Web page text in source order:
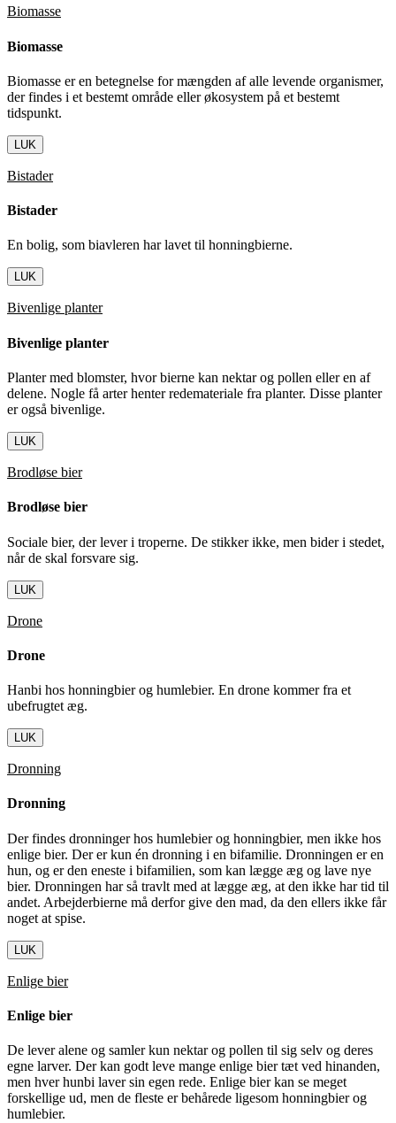
Biomasse
Biomasse
Biomasse er en betegnelse for mængden af alle levende organismer,
der findes i et bestemt område eller økosystem på et bestemt
tidspunkt.
LUK
Bistader
Bistader
En bolig, som biavleren har lavet til honningbierne.
LUK
Bivenlige planter
Bivenlige planter
Planter med blomster, hvor bierne kan nektar og pollen eller en af
delene. Nogle få arter henter redemateriale fra planter. Disse planter
er også bivenlige.
LUK
Brodløse bier
Brodløse bier
Sociale bier, der lever i troperne. De stikker ikke, men bider i stedet,
når de skal forsvare sig.
LUK
Drone
Drone
Hanbi hos honningbier og humlebier. En drone kommer fra et
ubefrugtet æg.
LUK
Dronning
Dronning
Der findes dronninger hos humlebier og honningbier, men ikke hos
enlige bier. Der er kun én dronning i en bifamilie. Dronningen er en
hun, og er den eneste i bifamilien, som kan lægge æg og lave nye
bier. Dronningen har så travlt med at lægge æg, at den ikke har tid til
andet. Arbejderbierne må derfor give den mad, da den ellers ikke får
noget at spise.
LUK
Enlige bier
Enlige bier
De lever alene og samler kun nektar og pollen til sig selv og deres
egne larver. Der kan godt leve mange enlige bier tæt ved hinanden,
men hver hunbi laver sin egen rede. Enlige bier kan se meget
forskellige ud, men de fleste er behårede ligesom honningbier og
humlebier.